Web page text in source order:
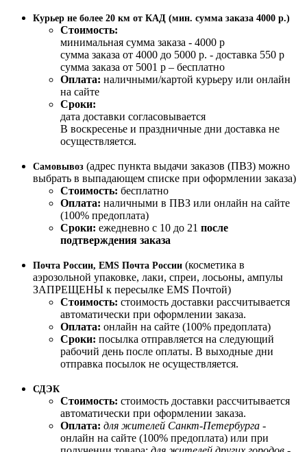
Курьер не более 20 км от КАД (мин. сумма заказа 4000 р.)
Стоимость:
минимальная сумма заказа - 4000 р
сумма заказа от 4000 до 5000 р. - доставка 550 р
сумма заказа от 5001 р – бесплатно
Оплата: наличными/картой курьеру или онлайн
на сайте
Сроки:
дата доставки согласовывается
В воскресенье и праздничные дни доставка не
осуществляется.
Самовывоз (адрес пункта выдачи заказов (ПВЗ) можно
выбрать в выпадающем списке при оформлении заказа)
Стоимость: бесплатно
Оплата: наличными в ПВЗ или онлайн на сайте
(100% предоплата)
Сроки: ежедневно с 10 до 21 после
подтверждения заказа
Почта России, EMS Почта России (косметика в
аэрозольной упаковке, лаки, спреи, лосьоны, ампулы
ЗАПРЕЩЕНЫ к пересылке EMS Почтой)
Стоимость: стоимость доставки рассчитывается
автоматически при оформлении заказа.
Оплата: онлайн на сайте (100% предоплата)
Сроки: посылка отправляется на следующий
рабочий день после оплаты. В выходные дни
отправка посылок не осуществляется.
СДЭК
Стоимость: стоимость доставки рассчитывается
автоматически при оформлении заказа.
Оплата: для жителей Санкт-Петербурга -
онлайн на сайте (100% предоплата) или при